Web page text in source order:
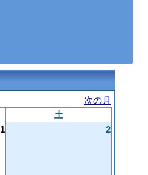
次の月
土
1
2